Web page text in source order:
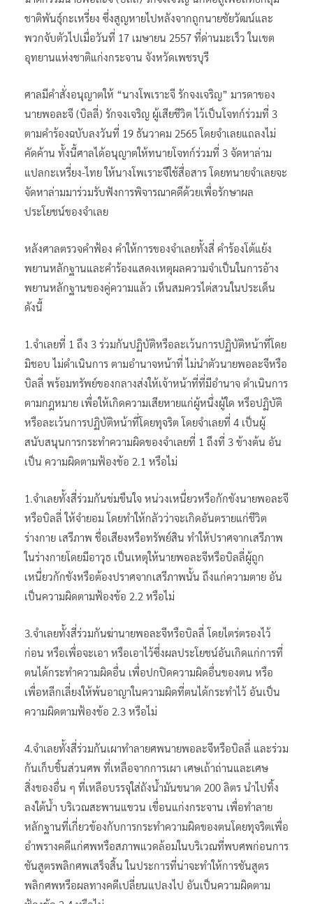
ชาติพันธุ์กะเหรี่ยง ซึ่งสูญหายไปหลังจากถูกนายชัยวัฒน์และ
พวกจับตัวไปเมื่อวันที่ 17 เมษายน 2557 ที่ด่านมะเร็ว ในเขต
อุทยานแห่งชาติแก่งกระจาน จังหวัดเพชรบุรี
ศาลมีคำสั่งอนุญาตให้ “นางโพเราะจี รักจงเจริญ” มารดาของ
นายพอละจี (บิลลี่) รักจงเจริญ ผู้เสียชีวิต ไว้เป็นโจทก์ร่วมที่ 3
ตามคำร้องฉบับลงวันที่ 19 ธันวาคม 2565 โดยจำเลยแถลงไม่
คัดค้าน ทั้งนี้ศาลได้อนุญาตให้ทนายโจทก์ร่วมที่ 3 จัดหาล่าม
แปลกะเหรี่ยง-ไทย ให้นางโพเราะจีใช้สื่อสาร โดยทนายจำเลยจะ
จัดหาล่ามมาร่วมรับฟังการพิจารณาคดีด้วยเพื่อรักษาผล
ประโยชน์ของจำเลย
หลังศาลตรวจคำฟ้อง คำให้การของจำเลยทั้งสี่ คำร้องโต้แย้ง
พยานหลักฐานและคำร้องแสดงเหตุผลความจำเป็นในการอ้าง
พยานหลักฐานของคู่ความแล้ว เห็นสมควรไต่สวนในประเด็น
ดังนี้
1.จำเลยที่ 1 ถึง 3 ร่วมกันปฏิบัติหรือละเว้นการปฏิบัติหน้าที่โดย
มิชอบ ไม่ดำเนินการ ตามอำนาจหน้าที่ ไม่นำตัวนายพอละจีหรือ
บิลลี่ พร้อมทรัพย์ของกลางส่งให้เจ้าหน้าที่ที่มีอำนาจ ดำเนินการ
ตามกฎหมาย เพื่อให้เกิดความเสียหายแก่ผู้หนึ่งผู้ใด หรือปฏิบัติ
หรือละเว้นการปฏิบัติหน้าที่โดยทุจริต โดยจำเลยที่ 4 เป็นผู้
สนับสนุนการกระทำความผิดของจำเลยที่ 1 ถึงที่ 3 ข้างต้น อัน
เป็น ความผิดตามฟ้องข้อ 2.1 หรือไม่
1.จำเลยทั้งสี่ร่วมกันข่มขืนใจ หน่วงเหนี่ยวหรือกักขังนายพอละจี
หรือบิลลี่ ให้จำยอม โดยทำให้กลัวว่าจะเกิดอันตรายแก่ชีวิต
ร่างกาย เสรีภาพ ชื่อเสียงหรือทรัพย์สิน ทำให้ปราศจากเสรีภาพ
ในร่างกายโดยมีอาวุธ เป็นเหตุให้นายพอละจีหรือบิลลี่ผู้ถูก
เหนี่ยวกักขังหรือต้องปราศจากเสรีภาพนั้น ถึงแก่ความตาย อัน
เป็นความผิดตามฟ้องข้อ 2.2 หรือไม่
3.จำเลยทั้งสี่ร่วมกันฆ่านายพอละจีหรือบิลลี่ โดยไตร่ตรองไว้
ก่อน หรือเพื่อจะเอา หรือเอาไว้ซึ่งผลประโยชน์อันเกิดแก่การที่
ตนได้กระทำความผิดอื่น เพื่อปกปิดความผิดอื่นของตน หรือ
เพื่อหลีกเลี่ยงให้พ้นอาญาในความผิดที่ตนได้กระทำไว้ อันเป็น
ความผิดตามฟ้องข้อ 2.3 หรือไม่
4.จำเลยทั้งสี่ร่วมกันเผาทำลายศพนายพอละจีหรือบิลลี่ และร่วม
กันเก็บชิ้นส่วนศพ ที่เหลือจากการเผา เศษเถ้าถ่านและเศษ
สิ่งของอื่น ๆ ที่เหลือบรรจุใส่ถังน้ำมันขนาด 200 ลิตร นำไปทิ้ง
ลงใต้น้ำ บริเวณสะพานแขวน เขื่อนแก่งกระจาน เพื่อทำลาย
หลักฐานที่เกี่ยวข้องกับการกระทำความผิดของตนโดยทุจริตเพื่อ
อำพรางคดีแก่ศพหรือสภาพแวดล้อมในบริเวณที่พบศพก่อนการ
ชันสูตรพลิกศพเสร็จสิ้น ในประการที่น่าจะทำให้การชันสูตร
พลิกศพหรือผลทางคดีเปลี่ยนแปลงไป อันเป็นความผิดตาม